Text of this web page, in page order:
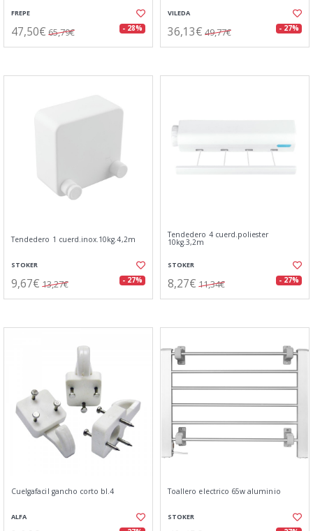
FREPE
47,50€ 65,79€ - 28%
VILEDA
36,13€ 49,77€ - 27%
Tendedero 1 cuerd.inox.10kg.4,2m
STOKER
9,67€ 13,27€ - 27%
Tendedero 4 cuerd.poliester
10kg.3,2m
STOKER
8,27€ 11,34€ - 27%
Cuelgafacil gancho corto bl.4
ALFA
Toallero electrico 65w aluminio
STOKER